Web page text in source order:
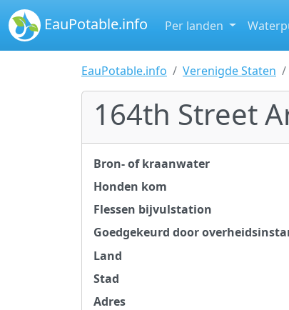
EauPotable.info Per landen
EauPotable.info Verenigde Staten
164th Street
Bron- of kraanwater
Honden kom
Flessen bijvulstation
Goedgekeurd door
Land
Stad
Adres